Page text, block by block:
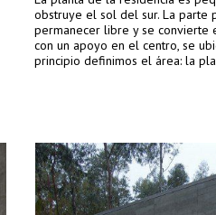
obstruye el sol del sur. La parte
permanecer libre y se convierte
con un apoyo en el centro, se
principio definimos el área: la